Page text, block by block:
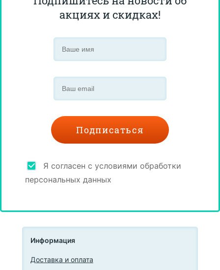
акциях и скидках!
Я согласен с условиями обработки
персональных данных
Информация
Доставка и оплата